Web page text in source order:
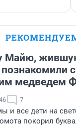
Майю,
с
медведем
7
и все дети на
покорил